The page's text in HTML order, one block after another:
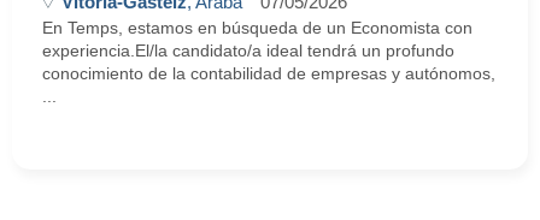
En Temps, estamos en búsqueda de un Economista con
experiencia.El/la candidato/a ideal tendrá un profundo
conocimiento de la contabilidad de empresas y autónomos,